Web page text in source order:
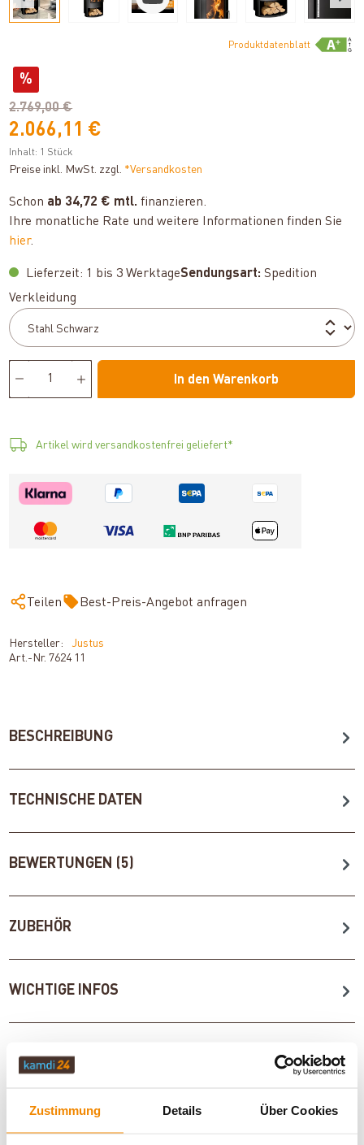
Zustimmung Details Über Cookies
Produktdatenblatt
%
2.769,00 €
2.066,11 €
Inhalt: 1 Stück
Preise inkl. MwSt. zzgl. *Versandkosten
Schon ab 34,72 € mtl. finanzieren.
Ihre monatliche Rate und weitere Informationen finden Sie
hier.
Lieferzeit: 1 bis 3 WerktageSendungsart: Spedition
Verkleidung
In den Warenkorb
Artikel wird versandkostenfrei geliefert*
Teilen Best-Preis-Angebot anfragen
Hersteller:
Justus
Art.-Nr. 7624 11
BESCHREIBUNG
TECHNISCHE DATEN
BEWERTUNGEN (5)
ZUBEHÖR
WICHTIGE INFOS
Artikeldatenblatt drucken Frage zum Artikel
Dieses Produkt finden Sie unter:Kaminöfen|